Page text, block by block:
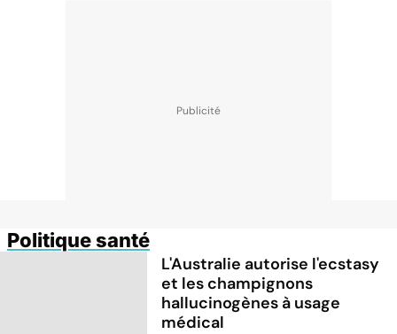
Politique santé
L'Australie autorise l'ecstasy
et les champignons
hallucinogènes à usage
médical